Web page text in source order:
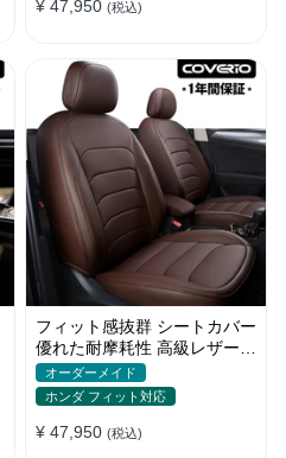
¥ 47,950 (税込)
フィット感抜群 シートカバー
優れた耐摩耗性 高級レザー
オーダーメイド 防汚防水 お
しゃれ
オーダーメイド
ホンダ フィット対応
¥ 47,950 (税込)